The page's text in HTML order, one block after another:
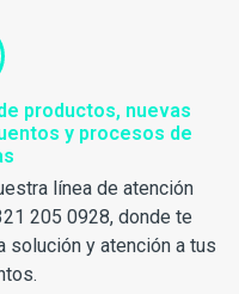
productos, nuevas
y procesos de
línea de atención
205 0928, donde te
solución y atención a tus